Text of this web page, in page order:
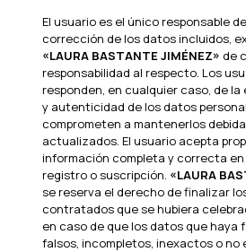
El usuario es el único responsable
corrección de los datos incluidos,
«LAURA BASTANTE JIMÉNEZ» de
responsabilidad al respecto. Los
responden, en cualquier caso, de
y autenticidad de los datos
comprometen a mantenerlos
actualizados. El usuario acepta
información completa y correcta
registro o suscripción. «LAURA
se reserva el derecho de finalizar
contratados que se hubiera
en caso de que los datos que haya
falsos, incompletos, inexactos o